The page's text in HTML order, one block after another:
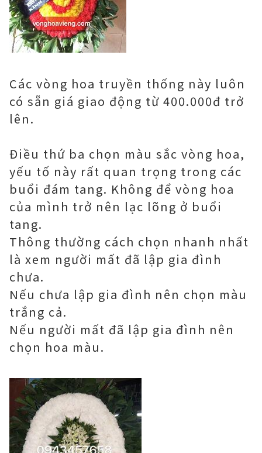
Các vòng hoa truyền thống này luôn
có sẵn giá giao động từ 400.000đ trở
lên.
Điều thứ ba chọn màu sắc vòng hoa,
yếu tố này rất quan trọng trong các
buổi đám tang. Không để vòng hoa
của mình trở nên lạc lõng ở buổi
tang.
Thông thường cách chọn nhanh nhất
là xem người mất đã lập gia đình
chưa.
Nếu chưa lập gia đình nên chọn màu
trắng cả.
Nếu người mất đã lập gia đình nên
chọn hoa màu.